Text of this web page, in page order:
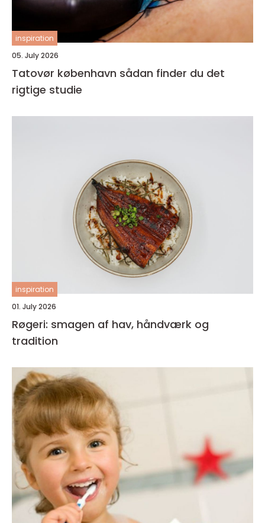
inspiration
05. July 2026
Tatovør københavn sådan finder du det
rigtige studie
inspiration
01. July 2026
Røgeri: smagen af hav, håndværk og
tradition